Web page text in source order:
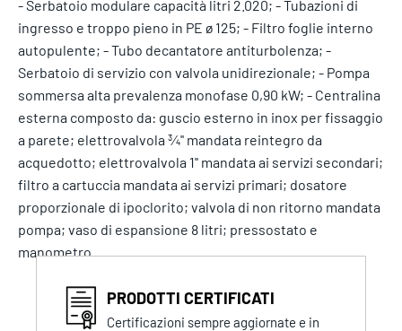
- Serbatoio modulare capacità litri 2.020; - Tubazioni di
ingresso e troppo pieno in PE ø 125; - Filtro foglie interno
autopulente; - Tubo decantatore antiturbolenza; -
Serbatoio di servizio con valvola unidirezionale; - Pompa
sommersa alta prevalenza monofase 0,90 kW; - Centralina
esterna composto da: guscio esterno in inox per fissaggio
a parete; elettrovalvola ¾'' mandata reintegro da
acquedotto; elettrovalvola 1'' mandata ai servizi secondari;
filtro a cartuccia mandata ai servizi primari; dosatore
proporzionale di ipoclorito; valvola di non ritorno mandata
pompa; vaso di espansione 8 litri; pressostato e
manometro.
PRODOTTI CERTIFICATI
Certificazioni sempre aggiornate e in